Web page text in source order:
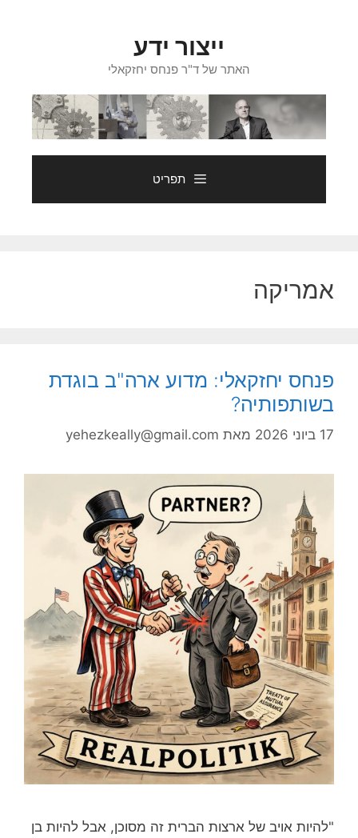
ייצור ידע
האתר של ד"ר פנחס יחזקאלי
תפריט
אמריקה
פנחס יחזקאלי: מדוע ארה"ב בוגדת
בשותפותיה?
17 ביוני 2026 מאת yehezkeally@gmail.com
"להיות אויב של ארצות הברית זה מסוכן, אבל להיות בן